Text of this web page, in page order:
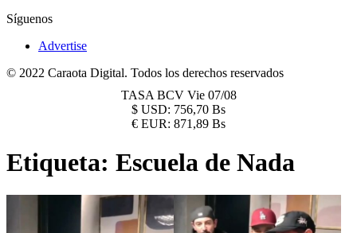
Síguenos
Advertise
© 2022 Caraota Digital. Todos los derechos reservados
TASA BCV Vie 07/08
$ USD: 756,70 Bs
€ EUR: 871,89 Bs
Etiqueta: Escuela de Nada